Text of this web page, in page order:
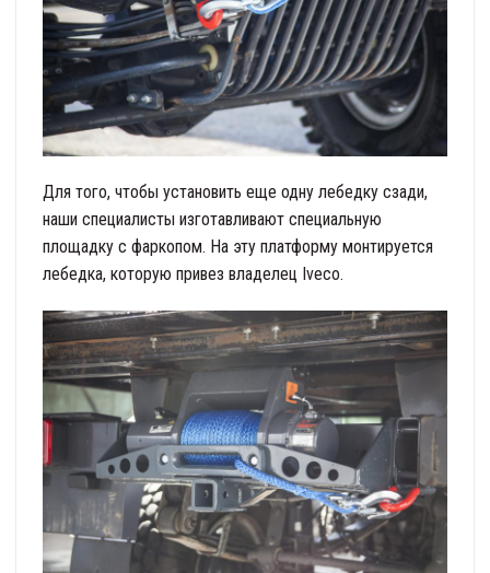
Для того, чтобы установить еще одну лебедку сзади,
наши специалисты изготавливают специальную
площадку с фаркопом. На эту платформу монтируется
лебедка, которую привез владелец Iveco.